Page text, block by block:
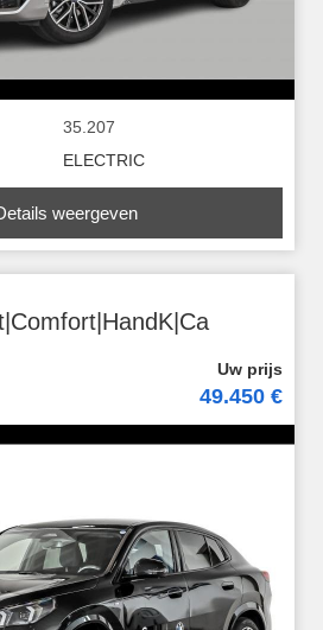
35.207
ELECTRIC
weergeven
49.450 €